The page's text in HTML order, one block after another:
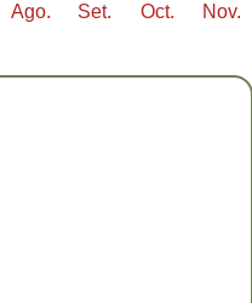
Ago. Set. Oct. Nov.